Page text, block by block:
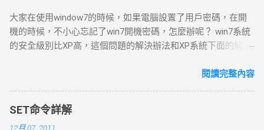
程，那麼預設的橋接模式網路會自動設定好。如果你的主機在
一個以設定好的局域網中，那麼選擇用橋接模式的網路會是讓
你的虛擬機連上網絡一種簡單的方式。如果你選擇了橋接模式
網路連線；比如說在TCP/IP架構的網路底下，虛擬機需要一個
單獨的IP連線。 Network Address Translation (NAT) 網路地址
轉換(Network Address Translation, NAT)連線會自動地建立起來
如果使用者在“New Virtual Machine Wizard”裡面選擇了“Use
大家在使用window7的時候，如果電腦設置了用戶密碼，在開
機的時候，不小心忘記了win7開機密碼，怎麼辦呢？ win7系統
的安全級別比XP高，這個問題的解決辦法和XP系統下面的解決
時，出現輸入用戶名密碼的提示框，按Ctrl Alt Delete，跳出帳
administrator帳號也有密碼，那麼可以這樣： 在win7系統啟動
時按F8 選“帶命令行的安全模式” 選“Administrator”跳出
閱讀完整內容
SET命令詳解
12月 07, 2011